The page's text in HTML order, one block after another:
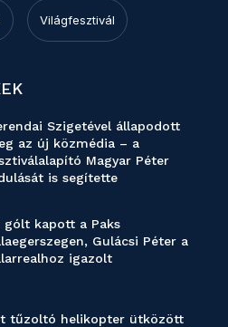
Világfesztivál
Szigetével állapodott
az új közmédia – a
Magyar Péter
is segítette
gólt kapott a Paks
Gulácsi Péter a
igazolt
tűzoltó helikopter ütközött